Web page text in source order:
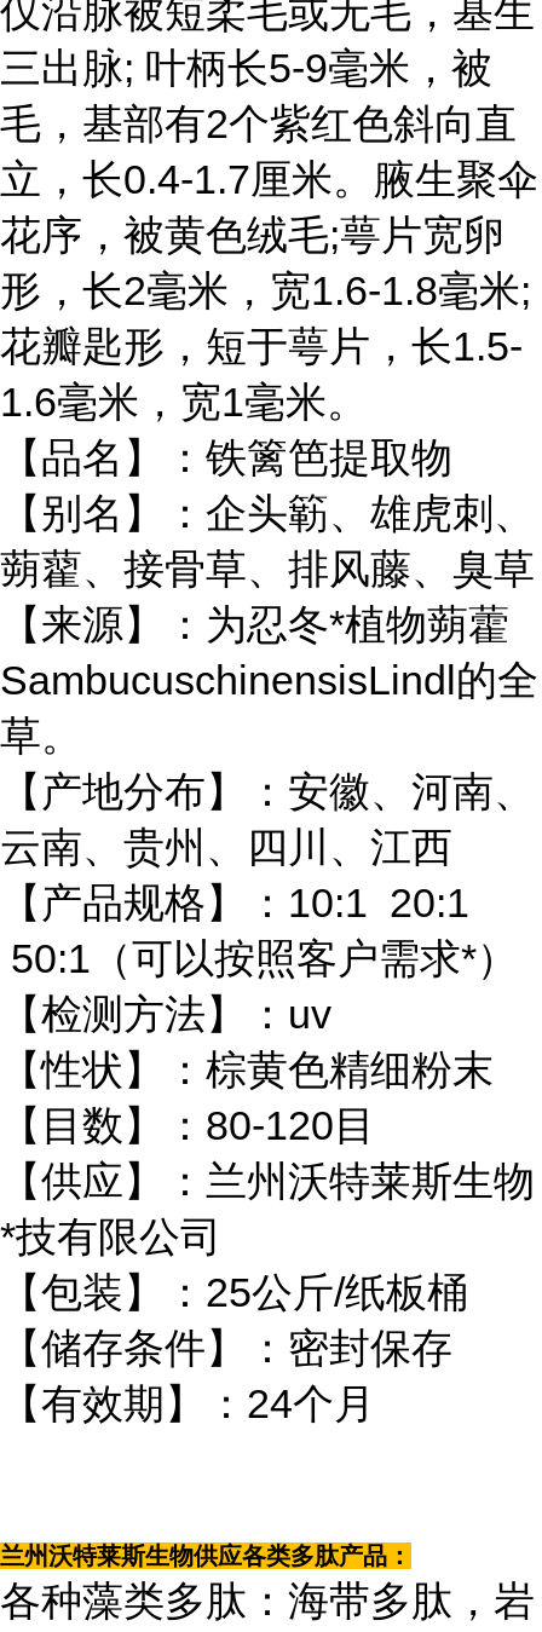
仅沿脉被短柔毛或无毛，基生
三出脉; 叶柄长5-9毫米，被
毛，基部有2个紫红色斜向直
立，长0.4-1.7厘米。腋生聚伞
花序，被黄色绒毛;萼片宽卵
形，长2毫米，宽1.6-1.8毫米;
花瓣匙形，短于萼片，长1.5-
1.6毫米，宽1毫米。
【品名】：铁篱笆提取物
【别名】：企头簕、雄虎刺、
蒴藋、接骨草、排风藤、臭草
【来源】：为忍冬*植物蒴藿
SambucuschinensisLindl的全
草。
【产地分布】：安徽、河南、
云南、贵州、四川、江西
【产品规格】：10:1 20:1
50:1（可以按照客户需求*）
【检测方法】：uv
【性状】：棕黄色精细粉末
【目数】：80-120目
【供应】：兰州沃特莱斯生物
*技有限公司
【包装】：25公斤/纸板桶
【储存条件】：密封保存
【有效期】：24个月
兰州沃特莱斯生物供应各类多肽产品：
各种藻类多肽：海带多肽，岩